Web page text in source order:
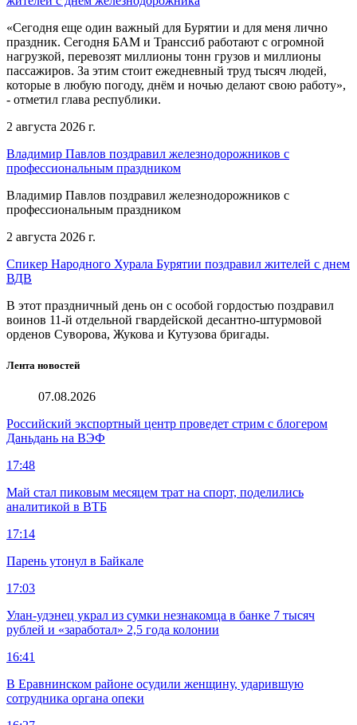
«Сегодня еще один важный для Бурятии и для меня лично
праздник. Сегодня БАМ и Транссиб работают с огромной
нагрузкой, перевозят миллионы тонн грузов и миллионы
пассажиров. За этим стоит ежедневный труд тысяч людей,
которые в любую погоду, днём и ночью делают свою работу»,
- отметил глава республики.
2 августа 2026 г.
Владимир Павлов поздравил железнодорожников с
профессиональным праздником
Владимир Павлов поздравил железнодорожников с
профессиональным праздником
2 августа 2026 г.
Спикер Народного Хурала Бурятии поздравил жителей с днем
ВДВ
В этот праздничный день он с особой гордостью поздравил
воинов 11-й отдельной гвардейской десантно-штурмовой
орденов Суворова, Жукова и Кутузова бригады.
Лента новостей
07.08.2026
Российский экспортный центр проведет стрим с блогером
Даньдань на ВЭФ
17:48
Май стал пиковым месяцем трат на спорт, поделились
аналитикой в ВТБ
17:14
Парень утонул в Байкале
17:03
Улан-удэнец украл из сумки незнакомца в банке 7 тысяч
рублей и «заработал» 2,5 года колонии
16:41
В Еравнинском районе осудили женщину, ударившую
сотрудника органа опеки